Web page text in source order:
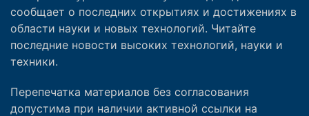
сообщает о последних открытиях и достижениях в
области науки и новых технологий. Читайте
последние новости высоких технологий, науки и
техники.
Перепечатка материалов без согласования
допустима при наличии активной ссылки на